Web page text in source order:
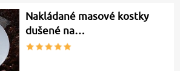
Nakládané masové kostky
dušené na…